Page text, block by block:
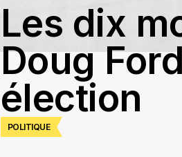
POLITIQUE
Les dix
Doug
élection